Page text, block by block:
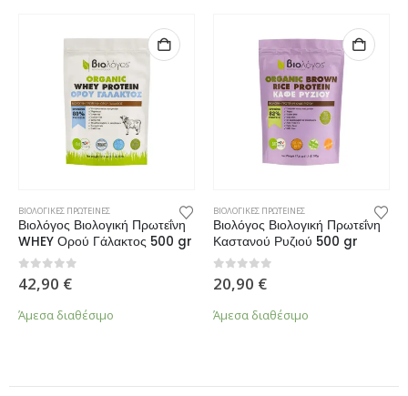
ΒΙΟΛΟΓΙΚΕΣ ΠΡΩΤΕΙΝΕΣ
Βιολόγος Βιολογική Πρωτεΐνη
WHEY Ορού Γάλακτος 500 gr
0 από 5
42,90 €
Άμεσα διαθέσιμο
ΒΙΟΛΟΓΙΚΕΣ ΠΡΩΤΕΙΝΕΣ
Βιολόγος Βιολογική Πρωτεΐνη
Καστανού Ρυζιού 500 gr
0 από 5
20,90 €
Άμεσα διαθέσιμο